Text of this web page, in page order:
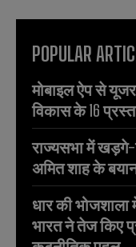
POPULAR
मोबाइल ऐप से
विकास के 16
राज्यसभा में
अमित शाह के
धार की भोजशाला
भारत ने तेज किए